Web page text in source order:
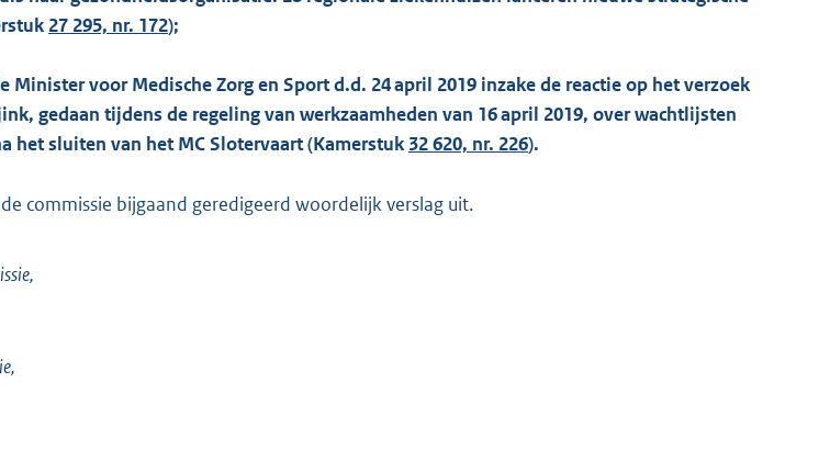
27 295, nr. 172);
Minister voor Medische Zorg en Sport d.d. 24 april 2019 inzake de reactie op het verzoek
gedaan tijdens de regeling van werkzaamheden van 16 april 2019, over wachtlijsten
het sluiten van het MC Slotervaart (Kamerstuk 32 620, nr. 226).
commissie bijgaand geredigeerd woordelijk verslag uit.